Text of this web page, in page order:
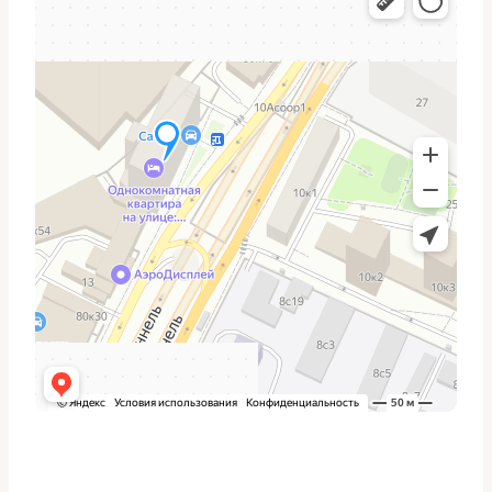
двигателя.
Тормоза
Толщина колодок, состояние дисков,
уровень и состояние тормозной
жидкости.
Подвеска и
Осмотр стоек, шарниров, пыльников и
рулевых наконечников на предмет
люфтов и течей.
Аккумулятор
и электрика
Проверка зарядки, клемм; диагностика
ошибок через OBD.
Состояние
ремней и
Контроль натяжения, трещин и
подтёков.
Освещение и
сигнализация
Проверка всех ламп и индикаторов.